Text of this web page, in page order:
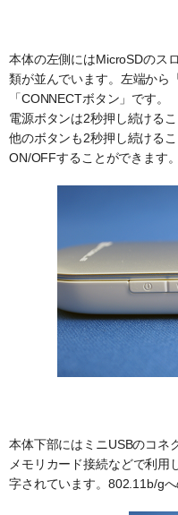
本体の左側にはMicroSDのス
類が並んでいます。左端から
「CONNECTボタン」です。
電源ボタンは2秒押し続ける
他のボタンも2秒押し続ける
ON/OFFすることができます。
本体下部にはミニUSBのコネ
メモリカード接続などで利用
字されています。802.11b/gへ